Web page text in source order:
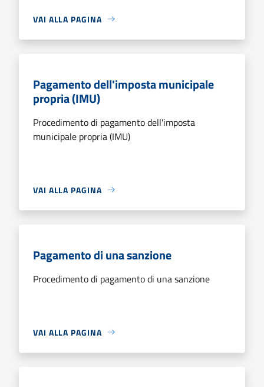
VAI ALLA PAGINA
Pagamento dell'imposta municipale
propria (IMU)
Procedimento di pagamento dell'imposta
municipale propria (IMU)
VAI ALLA PAGINA
Pagamento di una sanzione
Procedimento di pagamento di una sanzione
VAI ALLA PAGINA